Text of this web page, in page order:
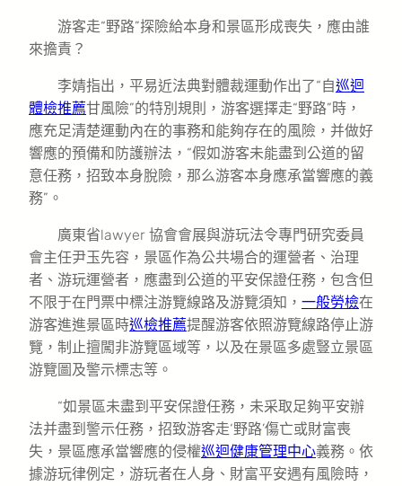
游客走“野路”探險給本身和景區形成喪失，應由誰
來擔責？
李婧指出，平易近法典對體裁運動作出了“自巡迴
體檢推薦甘風險”的特別規則，游客選擇走“野路”時，
應充足清楚運動內在的事務和能夠存在的風險，并做好
響應的預備和防護辦法，“假如游客未能盡到公道的留
意任務，招致本身脫險，那么游客本身應承當響應的義
務”。
廣東省lawyer 協會會展與游玩法令專門研究委員
會主任尹玉先容，景區作為公共場合的運營者、治理
者、游玩運營者，應盡到公道的平安保證任務，包含但
不限于在門票中標注游覽線路及游覽須知， 一般勞檢在
游客進進景區時巡檢推薦提醒游客依照游覽線路停止游
覽，制止擅闖非游覽區域等，以及在景區多處豎立景區
游覽圖及警示標志等。
“如景區未盡到平安保證任務，未采取足夠平安辦
法并盡到警示任務，招致游客走‘野路’傷亡或財富喪
失，景區應承當響應的侵權巡迴健康管理中心義務。依
據游玩律例定，游玩者在人身、財富平安遇有風險時，